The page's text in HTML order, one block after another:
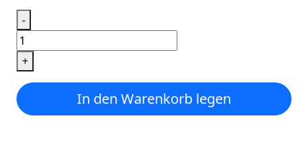
-
Grovbirkes
Menge
+
In den Warenkorb legen